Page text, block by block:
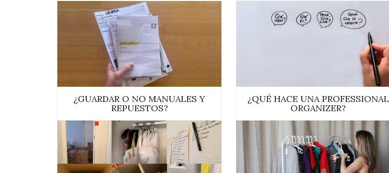
¿GUARDAR O NO MANUALES Y
REPUESTOS?
¿QUÉ HACE UNA PROFESSIONAL
ORGANIZER?